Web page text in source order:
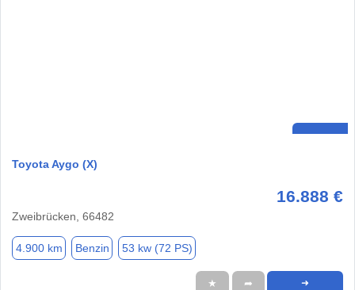
Toyota Aygo (X)
16.888 €
Zweibrücken, 66482
4.900 km Benzin 53 kw (72 PS)
★ ➦ ➜